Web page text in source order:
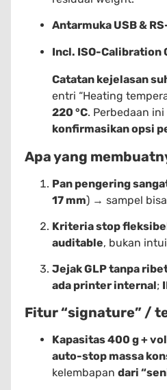
Antarmuka USB &
Incl. ISO-Calibration
Catatan kejelasan
entri “Heating
220 °C. Perbedaan
konfirmasikan opsi
Apa yang
Pan pengering
17 mm) → sampel
Kriteria stop
auditable, bukan
Jejak GLP tanpa
ada printer internal;
Fitur “signature” /
Kapasitas 400 g +
auto-stop massa
kelembapan dari